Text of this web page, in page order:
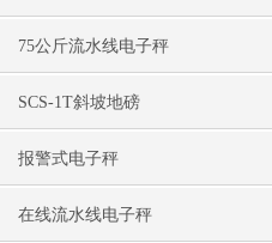
75公斤流水线电子秤
SCS-1T斜坡地磅
报警式电子秤
在线流水线电子秤